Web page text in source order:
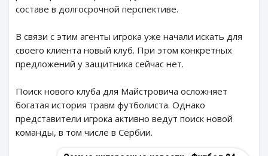
составе в долгосрочной перспективе.
В связи с этим агенты игрока уже начали искать для
своего клиента новый клуб. При этом конкретных
предложений у защитника сейчас нет.
Поиск нового клуба для Майстровича осложняет
богатая история травм футболиста. Однако
представители игрока активно ведут поиск новой
команды, в том числе в Сербии.